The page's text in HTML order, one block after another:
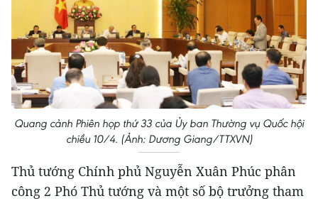
Quang cảnh Phiên họp thứ 33 của Ủy ban Thường vụ Quốc hội
chiều 10/4. (Ảnh: Dương Giang/TTXVN)
Thủ tướng Chính phủ Nguyễn Xuân Phúc phân
công 2 Phó Thủ tướng và một số bộ trưởng tham